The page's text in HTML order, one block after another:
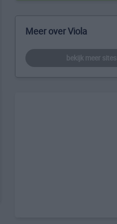
Meer over Viola
bekijk meer sites